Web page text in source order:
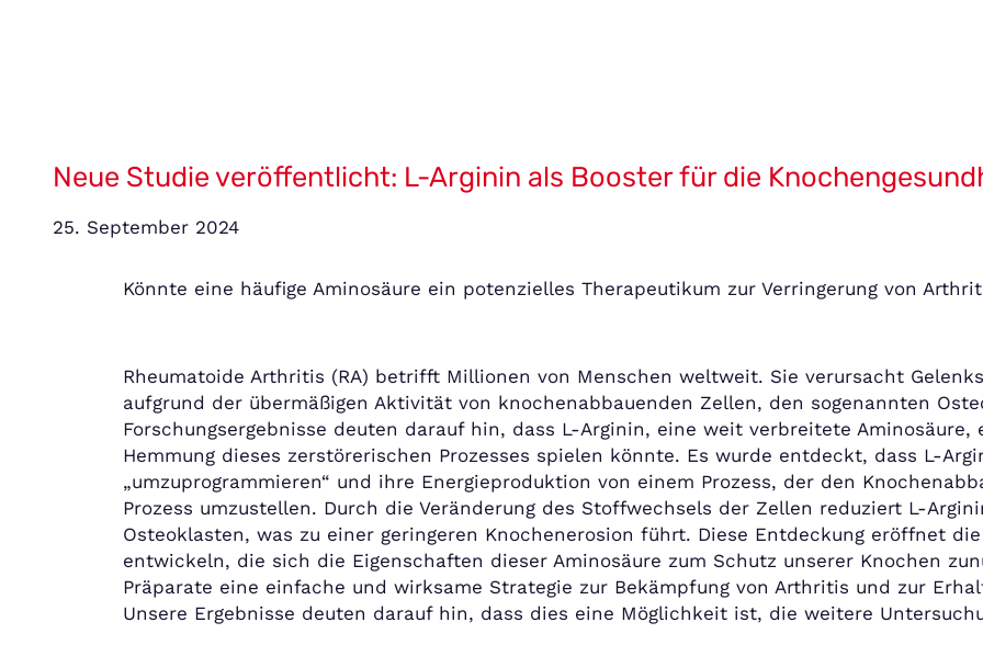
Neue Studie veröffentlicht: L-Arginin als Booster für die
25. September 2024
Könnte eine häufige Aminosäure ein potenzielles Therapeutikum zur Verringerung von
Rheumatoide Arthritis (RA) betrifft Millionen von Menschen weltweit. Sie verursacht
aufgrund der übermäßigen Aktivität von knochenabbauenden Zellen, den sogenannten
Forschungsergebnisse deuten darauf hin, dass L-Arginin, eine weit verbreitete
Hemmung dieses zerstörerischen Prozesses spielen könnte. Es wurde entdeckt, dass L-
„umzuprogrammieren“ und ihre Energieproduktion von einem Prozess, der den
Prozess umzustellen. Durch die Veränderung des Stoffwechsels der Zellen reduziert L-
Osteoklasten, was zu einer geringeren Knochenerosion führt. Diese Entdeckung eröffnet
entwickeln, die sich die Eigenschaften dieser Aminosäure zum Schutz unserer Knochen
Präparate eine einfache und wirksame Strategie zur Bekämpfung von Arthritis und zur
Unsere Ergebnisse deuten darauf hin, dass dies eine Möglichkeit ist, die weitere